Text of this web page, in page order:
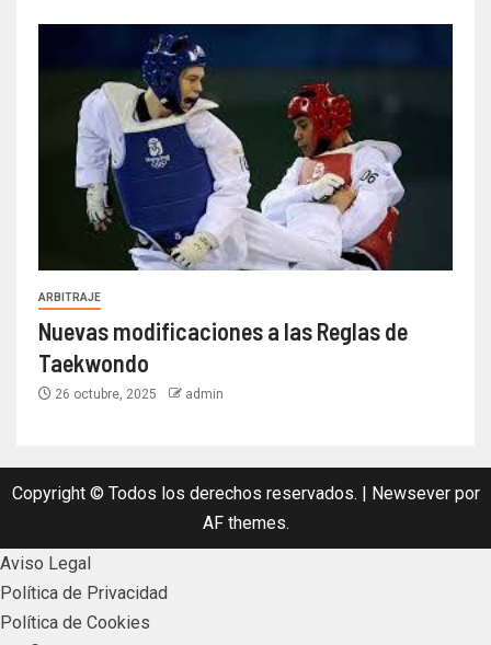
ARBITRAJE
Nuevas modificaciones a las Reglas de
Taekwondo
26 octubre, 2025 admin
Copyright © Todos los derechos reservados. Newseverpor
AF themes.
Aviso Legal
Política de Privacidad
Política de Cookies